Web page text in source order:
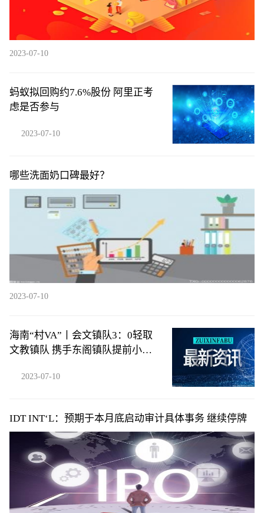
2023-07-10
蚂蚁拟回购约7.6%股份 阿里正考
虑是否参与
2023-07-10
哪些洗面奶口碑最好？
2023-07-10
海南“村VA”丨会文镇队3：0轻取
文教镇队 携手东阁镇队提前小组
2023-07-10
IDT INT‘L：预期于本月底启动审计具体事务 继续停牌